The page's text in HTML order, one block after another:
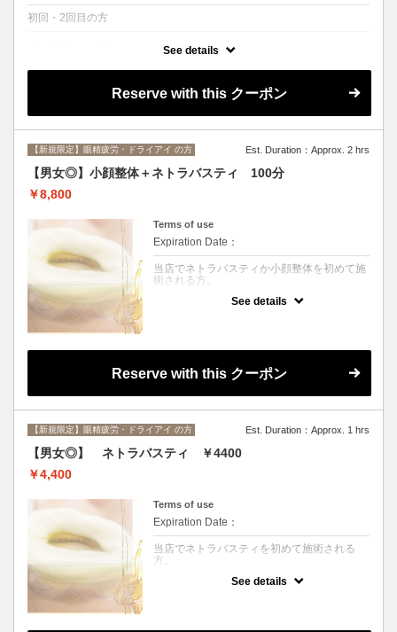
初回・2回目の方
ニュアンスネイルのやり放題コース。
持ち込みデザイン可能。
※こちらのコースご希望の方はデザインの確認をさせていただくため、
See details
Reserve with this クーポン
【新規限定】眼精疲労・ドライアイ の方 Est. Duration：Approx. 2 hrs
【男女◎】小顔整体＋ネトラバスティ 100分
￥8,800
Terms of use
Expiration Date：
当店でネトラバスティか小顔整体を初めて施
術される方。
善、目のアレルギーの改善、白目のホワイト
効果もあります。
小顔整体と合わせて行うことで深層の筋肉が
See details
Reserve with this クーポン
【新規限定】眼精疲労・ドライアイ の方 Est. Duration：Approx. 1 hrs
【男女◎】 ネトラバスティ ￥4400
￥4,400
Terms of use
Expiration Date：
当店でネトラバスティを初めて施術される
方。
で、目と目の周りのセラピーで《目の温泉》
See details